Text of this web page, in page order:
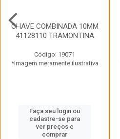
CHAVE COMBINADA 10MM
41128110 TRAMONTINA
Código: 19071
*Imagem meramente ilustrativa
Faça seu login ou
cadastre-se para
ver preços e
comprar